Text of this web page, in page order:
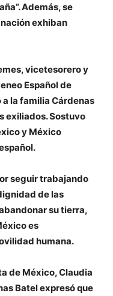
Además, se
exhiban
vicetesorero y
Español de
la familia Cárdenas
exiliados. Sostuvo
y México
seguir trabajando
de las
su tierra,
es
humana.
de México, Claudia
Batel expresó que